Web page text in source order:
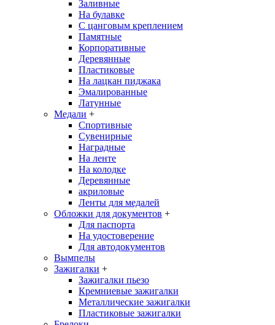
Заливные
На булавке
С цанговым креплением
Памятные
Корпоративные
Деревянные
Пластиковые
На лацкан пиджака
Эмалированные
Латунные
Медали +
Спортивные
Сувенирные
Наградные
На ленте
На колодке
Деревянные
акриловые
Ленты для медалей
Обложки для документов +
Для паспорта
На удостоверение
Для автодокументов
Вымпелы
Зажигалки +
Зажигалки пьезо
Кремниевые зажигалки
Металлические зажигалки
Пластиковые зажигалки